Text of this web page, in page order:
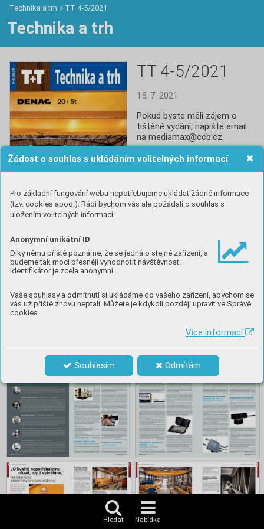
Žádost o souhlas s ukládáním volitelných informací
Pro základní fungování webu nepotřebujeme ukládat žádné informace
(tzv. cookies apod.). Rádi bychom vás ale požádali o souhlas s
uložením volitelných informací:
Anonymní unikátní ID
Díky němu příště poznáme, že se jedná o stejné zařízení, a
budeme tak moci přesněji vyhodnotit návštěvnost.
Identifikátor je zcela anonymní.
Vaše souhlasy a odmítnutí si ukládáme do vašeho zařízení, abychom se
vás už příště znovu neptali. Můžete je kdykoli později upravit ve Správě
cookies
Více informací
Souhlasím Odmítám
TT 4-5/2021
15. 7. 2021
Pokud byste měli zájem o
tištěné vydání, napište email
na mediamax@ccb.cz.
Obsah
Technika a trh » TT 4-5/2021
Technika a trh
Hledat Nabídka